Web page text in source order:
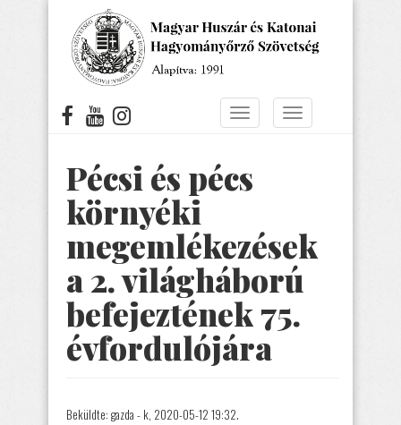
Navigáció
Navigáció
Pécsi és pécs
környéki
megemlékezések
a 2. világháború
befejeztének 75.
évfordulójára
Beküldte: gazda - k, 2020-05-12 19:32.